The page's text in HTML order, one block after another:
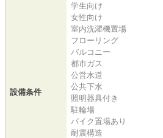
設備条件
学生向け
女性向け
室内洗濯機置場
フローリング
バルコニー
都市ガス
公営水道
公共下水
照明器具付き
駐輪場
バイク置場あり
耐震構造